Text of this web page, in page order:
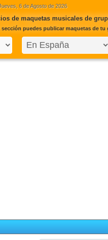
6 de Agosto de 2026
de maquetas musicales de
sección puedes publicar maquetas de tu